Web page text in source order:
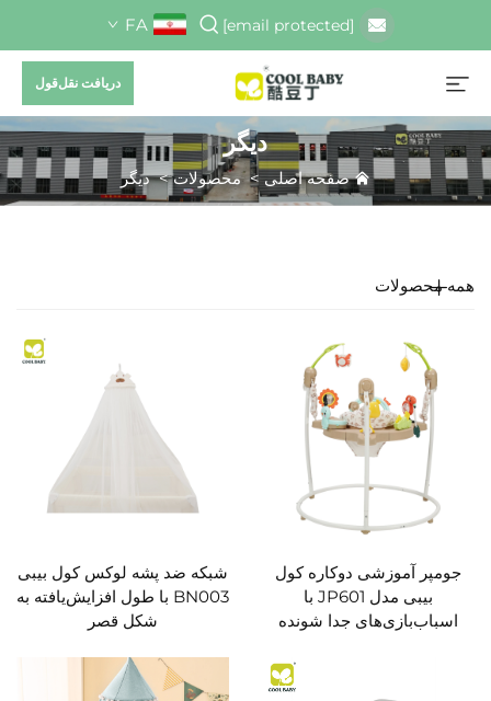
[email protected]
FA
دریافت نقل‌قول
دیگر
صفحه اصلی>محصولات>دیگر
همه محصولات
جومپر آموزشی دوکاره کول
بیبی مدل JP601 با
اسباب‌بازی‌های جدا شونده
شبکه ضد پشه لوکس کول بیبی
BN003 با طول افزایش‌یافته به
شکل قصر